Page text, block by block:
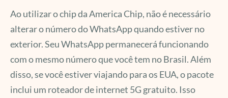
Ao utilizar o chip da America Chip, não é necessário
alterar o número do WhatsApp quando estiver no
exterior. Seu WhatsApp permanecerá funcionando
com o mesmo número que você tem no Brasil. Além
disso, se você estiver viajando para os EUA, o pacote
inclui um roteador de internet 5G gratuito. Isso